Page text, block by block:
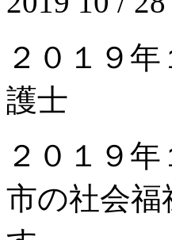
２０１９
護士
２０１９
市の社会